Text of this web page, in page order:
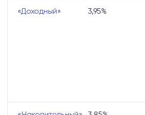
«Доходный» 3,95%